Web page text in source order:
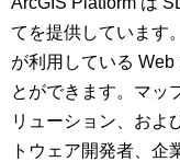
てを提供しています
が利用している
とができます。マッ
リューション、およ
トウェア開発者、企